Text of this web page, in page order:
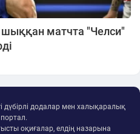
матчта "Челси"
дүбірлі додалар мен халықаралық
оқиғалар, елдің назарына